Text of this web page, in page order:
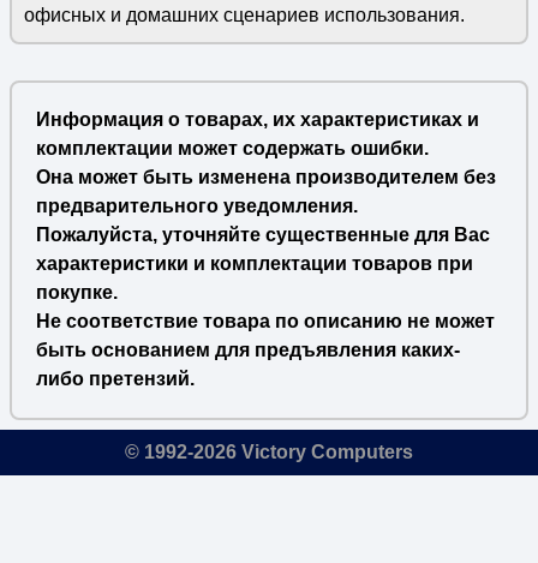
офисных и домашних сценариев использования.
Информация о товарах, их характеристиках и
комплектации может содержать ошибки.
Она может быть изменена производителем без
предварительного уведомления.
Пожалуйста, уточняйте существенные для Вас
характеристики и комплектации товаров при
покупке.
Не соответствие товара по описанию не может
быть основанием для предъявления каких-
либо претензий.
© 1992-2026 Victory Computers